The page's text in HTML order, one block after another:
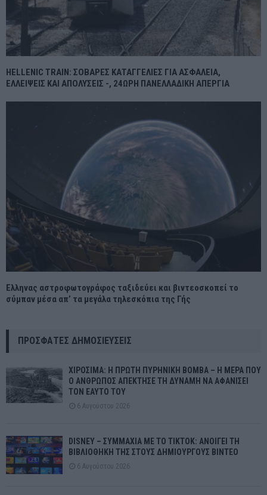
HELLENIC TRAIN: ΣΟΒΑΡΕΣ ΚΑΤΑΓΓΕΛΙΕΣ ΓΙΑ ΑΣΦΑΛΕΙΑ,
ΕΛΛΕΙΨΕΙΣ ΚΑΙ ΑΠΟΛΥΣΕΙΣ -, 24ΩΡΗ ΠΑΝΕΛΛΑΔΙΚΗ ΑΠΕΡΓΙΑ
Ελληνας αστροφωτογράφος ταξιδεύει και βιντεοσκοπεί το
σύμπαν μέσα απ’ τα μεγάλα τηλεσκόπια της Γής
ΠΡΌΣΦΑΤΕΣ ΔΗΜΟΣΙΕΎΣΕΙΣ
ΧΙΡΟΣΙΜΑ: Η ΠΡΩΤΗ ΠΥΡΗΝΙΚΗ ΒΟΜΒΑ – Η ΜΕΡΑ ΠΟΥ
Ο ΑΝΘΡΩΠΟΣ ΑΠΕΚΤΗΣΕ ΤΗ ΔΥΝΑΜΗ ΝΑ ΑΦΑΝΙΣΕΙ
ΤΟΝ ΕΑΥΤΟ ΤΟΥ
6 Αυγούστου 2026
DISNEY – ΣΥΜΜΑΧΙΑ ΜΕ ΤΟ TIKTOK: ΑΝΟΙΓΕΙ ΤΗ
ΒΙΒΛΙΟΘΗΚΗ ΤΗΣ ΣΤΟΥΣ ΔΗΜΙΟΥΡΓΟΥΣ ΒΙΝΤΕΟ
6 Αυγούστου 2026